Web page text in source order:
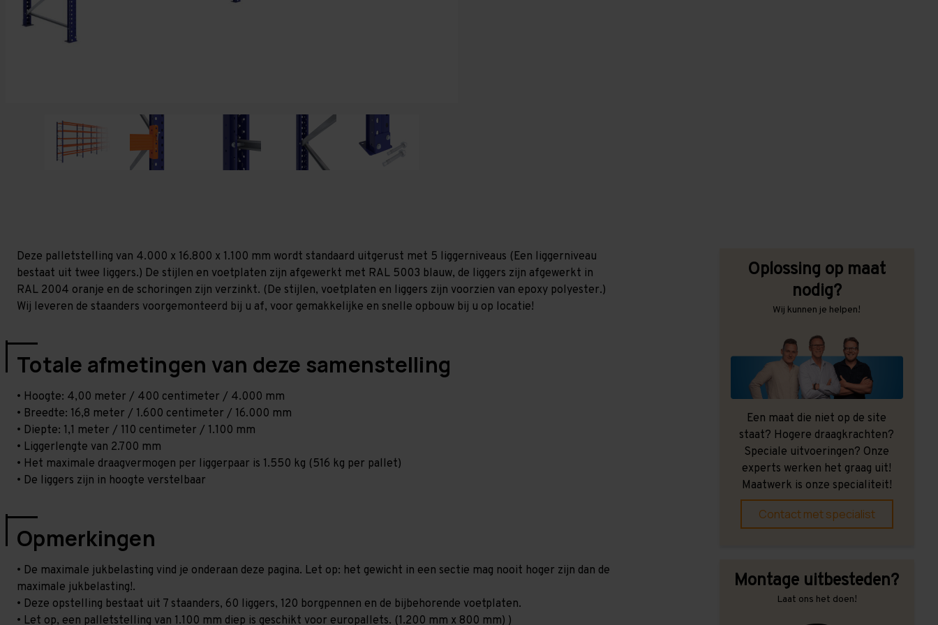
Deze palletstelling van 4.000 x 16.800 x 1.100 mm wordt standaard uitgerust met 5 liggerniveaus (Een liggerniveau
bestaat uit twee liggers.) De stijlen en voetplaten zijn afgewerkt met RAL 5003 blauw, de liggers zijn afgewerkt in
RAL 2004 oranje en de schoringen zijn verzinkt. (De stijlen, voetplaten en liggers zijn voorzien van epoxy polyester.)
Wij leveren de staanders voorgemonteerd bij u af, voor gemakkelijke en snelle opbouw bij u op locatie!
Totale afmetingen van deze samenstelling
• Hoogte: 4,00 meter / 400 centimeter / 4.000 mm
• Breedte: 16,8 meter / 1.600 centimeter / 16.000 mm
• Diepte: 1,1 meter / 110 centimeter / 1.100 mm
• Liggerlengte van 2.700 mm
• Het maximale draagvermogen per liggerpaar is 1.550 kg (516 kg per pallet)
• De liggers zijn in hoogte verstelbaar
Opmerkingen
• De maximale jukbelasting vind je onderaan deze pagina. Let op: het gewicht in een sectie mag nooit hoger zijn dan de
maximale jukbelasting!.
• Deze opstelling bestaat uit 7 staanders, 60 liggers, 120 borgpennen en de bijbehorende voetplaten.
• Let op, een palletstelling van 1.100 mm diep is geschikt voor europallets. (1.200 mm x 800 mm) )
Oplossing op maat
nodig?
Wij kunnen je helpen!
Een maat die niet op de site
staat? Hogere draagkrachten?
Speciale uitvoeringen? Onze
experts werken het graag uit!
Maatwerk is onze specialiteit!
Contact met specialist
Montage uitbesteden?
Laat ons het doen!